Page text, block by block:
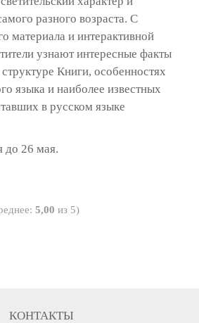
разного возраста. С
материала и интерактивной
узнают интересные факты
Книги, особенностях
языка и наиболее известных
в русском языке
до 26 мая.
5,00 из 5)
КОНТАКТЫ